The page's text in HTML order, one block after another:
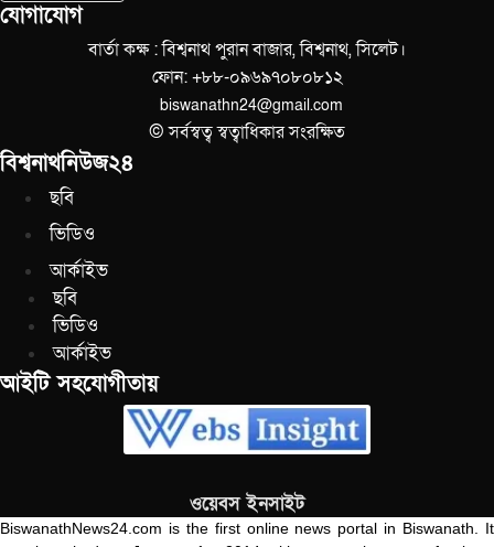
যোগাযোগ
বার্তা কক্ষ : বিশ্বনাথ পুরান বাজার, বিশ্বনাথ, সিলেট।
ফোন: +৮৮-০৯৬৯৭০৮০৮১২
biswanathn24@gmail.com
© সর্বস্বত্ব স্বত্বাধিকার সংরক্ষিত
বিশ্বনাথনিউজ২৪
ছবি
ভিডিও
আর্কাইভ
ছবি
ভিডিও
আর্কাইভ
আইটি সহযোগীতায়
ওয়েবস ইনসাইট
BiswanathNews24.com is the first online news portal in Biswanath. It